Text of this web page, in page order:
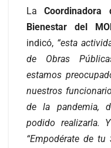
La
Bienestar del
indicó, “esta
de Obras
estamos
nuestros
de la pandemia,
podido realizarla.
“Empodérate de tu